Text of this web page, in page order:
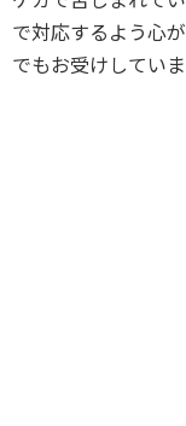
で対応するよう心
でもお受けしてい